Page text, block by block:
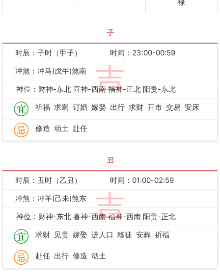
禄
子
吉
时辰：子时（甲子）
时间：23:00-00:59
冲煞：冲马(戊午)煞南
神位：财神-东北 喜神-西南 福神-正北 阳贵-东北
祈福 求嗣 订婚 嫁娶 出行 求财 开市 交易 安床
修造 动土 赴任
丑
吉
时辰：丑时（乙丑）
时间：01:00-02:59
冲煞：冲羊(己未)煞东
神位：财神-东北 喜神-西南 福神-西南 阳贵-正北
求财 见贵 嫁娶 进人口 移徙 安葬 祈福
赴任 出行 修造 动土